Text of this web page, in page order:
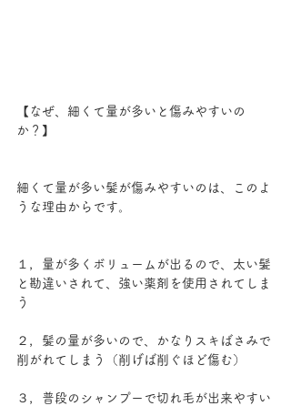
【なぜ、細くて量が多いと傷みやすいの
か？】
細くて量が多い髪が傷みやすいのは、このよ
うな理由からです。
１，量が多くボリュームが出るので、太い髪
と勘違いされて、強い薬剤を使用されてしま
う
２，髪の量が多いので、かなりスキばさみで
削がれてしまう（削げば削ぐほど傷む）
３，普段のシャンプーで切れ毛が出来やすい